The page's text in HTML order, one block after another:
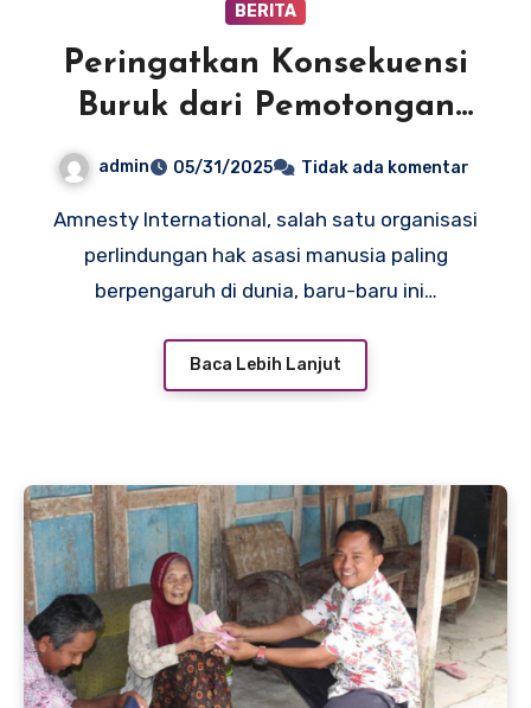
BERITA
Peringatkan Konsekuensi
Buruk dari Pemotongan
Bantuan Luar Negeri AS
admin 05/31/2025 Tidak ada komentar
Amnesty International, salah satu organisasi
perlindungan hak asasi manusia paling
berpengaruh di dunia, baru-baru ini…
Baca Lebih Lanjut